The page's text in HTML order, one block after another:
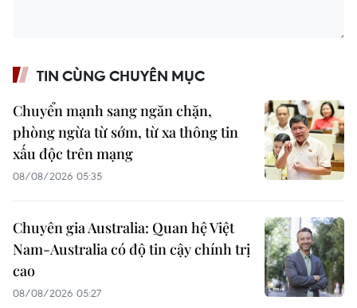
TIN CÙNG CHUYÊN MỤC
Chuyển mạnh sang ngăn chặn,
phòng ngừa từ sớm, từ xa thông tin
xấu độc trên mạng
08/08/2026 05:35
Chuyên gia Australia: Quan hệ Việt
Nam-Australia có độ tin cậy chính trị
cao
08/08/2026 05:27